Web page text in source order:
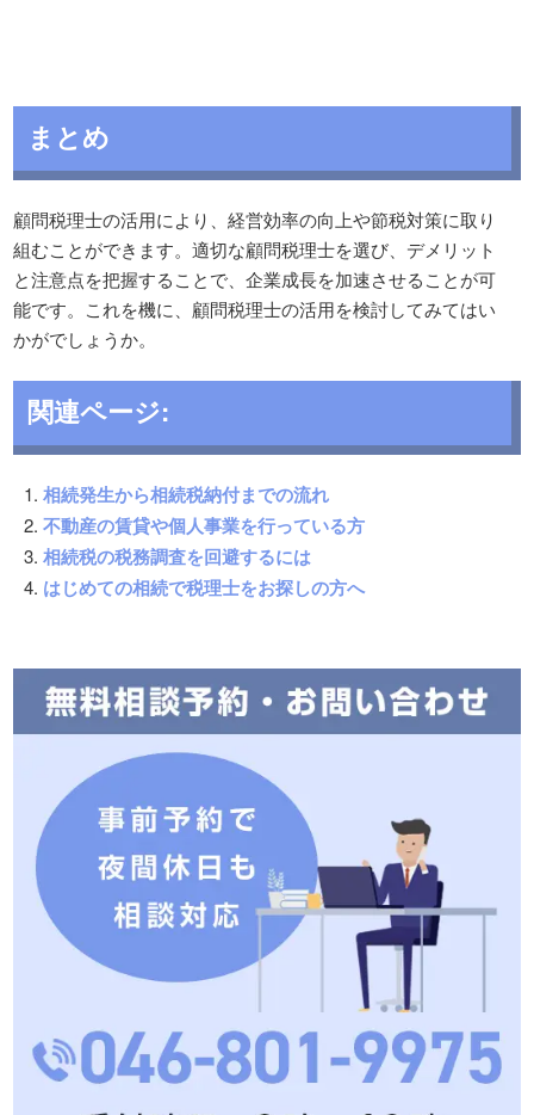
まとめ
顧問税理士の活用により、経営効率の向上や節税対策に取り
組むことができます。適切な顧問税理士を選び、デメリット
と注意点を把握することで、企業成長を加速させることが可
能です。これを機に、顧問税理士の活用を検討してみてはい
かがでしょうか。
関連ページ:
相続発生から相続税納付までの流れ
不動産の賃貸や個人事業を行っている方
相続税の税務調査を回避するには
はじめての相続で税理士をお探しの方へ